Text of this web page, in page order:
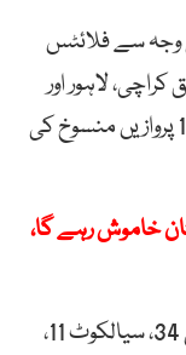
وجہ سے فلائٹس
لاہور اور
اسلام آباد سمیت تمام ائیر پورٹس سے 149 پروازیں منسوخ کی
خاموش رہے گا،
اسلام آباد کی 42، لاہور کی 36، کراچی کی 34، سیالکوٹ 11،